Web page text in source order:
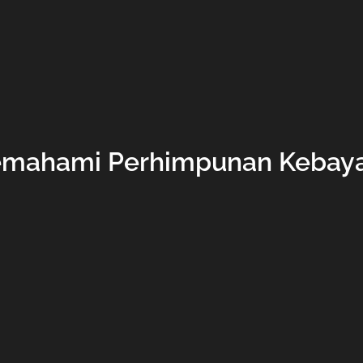
Perhimpunan